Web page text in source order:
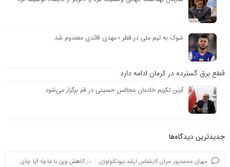
شوک به تیم ملی در قطر ؛ مهدی قائدی مصدوم شد
قطع برق گسترده در کرمان ادامه دارد
آیین تکریم خادمان مجالس حسینی در قم برگزار می‌شود
جدیدترین دیدگاه‌‌ها
مهران محمدپور سرای کارشناس ارشد بیوتکنولوژی در کاهش وزن با ماچا؛ آیا چای